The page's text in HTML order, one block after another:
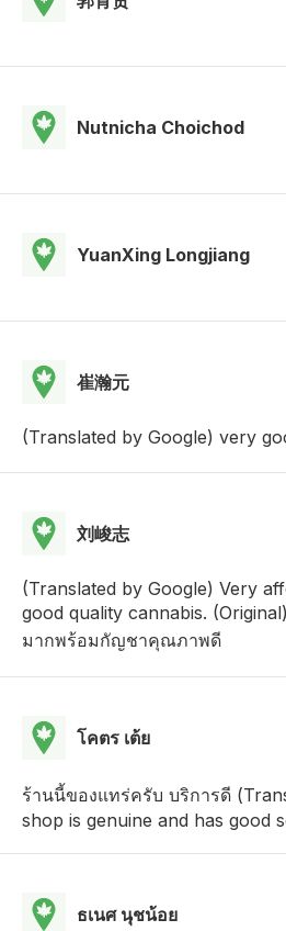
Nutnicha Choichod
YuanXing Longjiang
崔瀚元
(Translated by Google) very
刘峻志
(Translated by Google) Very
good quality cannabis.
มากพร้อมกัญชาคุณภาพดี
โคตร เต้ย
ร้านนี้ของแทร่ครับ บริการดี
shop is genuine and has good
ธเนศ นุชน้อย